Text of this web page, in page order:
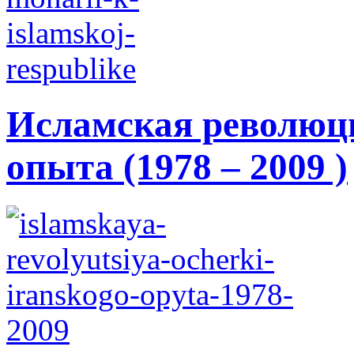
Исламская
опыта (1978 – 2009 )